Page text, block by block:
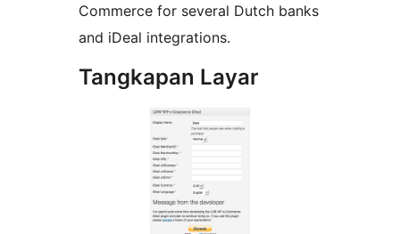
Commerce for several Dutch banks
and iDeal integrations.
Tangkapan Layar